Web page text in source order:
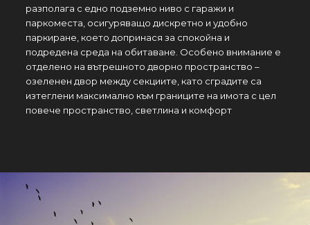
разполага с едно подземно ниво с гаражи и
паркоместа, осигуряващо дискретно и удобно
паркиране, което допринася за спокойна и
подредена среда на обитаване. Особено внимание е
отделено на вътрешното дворно пространство –
озеленен двор между секциите, като сградите са
изтеглени максимално към границите на имота с цел
повече пространство, светлина и комфорт